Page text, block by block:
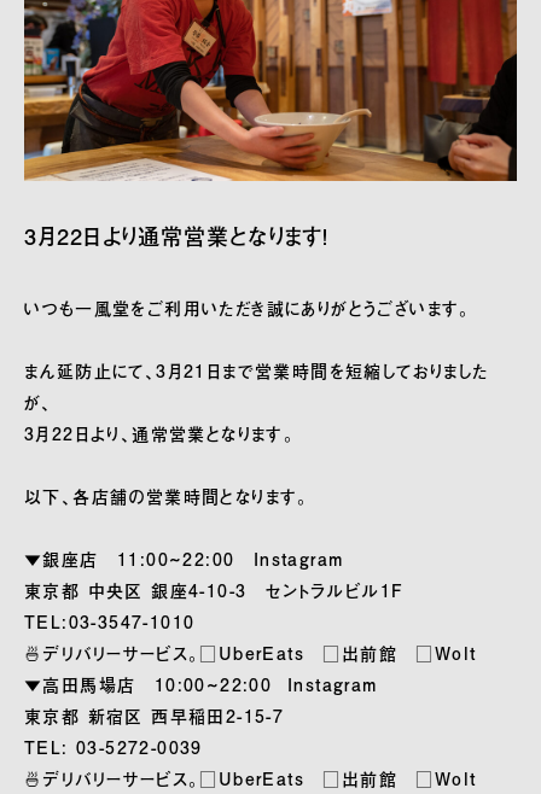
3月22日より通常営業となります！
いつも一風堂をご利用いただき誠にありがとうございます。
まん延防止にて、3月21日まで営業時間を短縮しておりました
が、
3月22日より、通常営業となります。
以下、各店舗の営業時間となります。
▼銀座店 11:00~22:00 Instagram
東京都 中央区 銀座4-10-3 セントラルビル1F
TEL:03-3547-1010
🍜デリバリーサービス。□UberEats □出前館 □Wolt
▼高田馬場店 10:00~22:00 Instagram
東京都 新宿区 西早稲田2-15-7
TEL: 03-5272-0039
🍜デリバリーサービス。□UberEats □出前館 □Wolt